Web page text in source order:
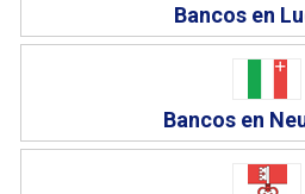
Bancos en
Bancos en